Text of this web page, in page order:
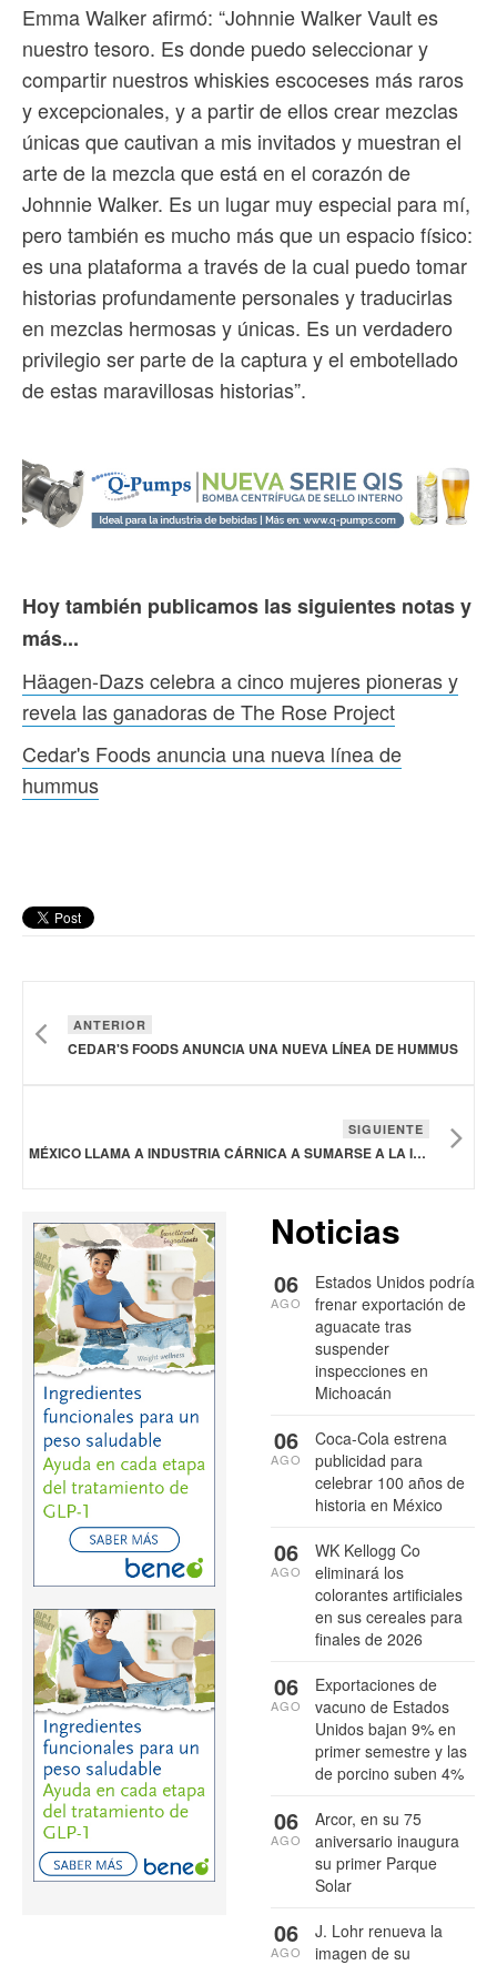
Emma Walker afirmó: “Johnnie Walker Vault es
nuestro tesoro. Es donde puedo seleccionar y
compartir nuestros whiskies escoceses más raros
y excepcionales, y a partir de ellos crear mezclas
únicas que cautivan a mis invitados y muestran el
arte de la mezcla que está en el corazón de
Johnnie Walker. Es un lugar muy especial para mí,
pero también es mucho más que un espacio físico:
es una plataforma a través de la cual puedo tomar
historias profundamente personales y traducirlas
en mezclas hermosas y únicas. Es un verdadero
privilegio ser parte de la captura y el embotellado
de estas maravillosas historias”.
Hoy también publicamos las siguientes notas y
más...
Häagen-Dazs celebra a cinco mujeres pioneras y
revela las ganadoras de The Rose Project
Cedar's Foods anuncia una nueva línea de
hummus
ANTERIOR
CEDAR'S FOODS ANUNCIA UNA NUEVA LÍNEA DE HUMMUS
SIGUIENTE
MÉXICO LLAMA A INDUSTRIA CÁRNICA A SUMARSE A LA INICIATIVA “HECHO EN MÉXICO”
Noticias
Estados Unidos podría
frenar exportación de
aguacate tras
suspender
inspecciones en
Michoacán
06
AGO
Coca-Cola estrena
publicidad para
celebrar 100 años de
historia en México
06
AGO
WK Kellogg Co
eliminará los
colorantes artificiales
en sus cereales para
finales de 2026
06
AGO
Exportaciones de
vacuno de Estados
Unidos bajan 9% en
primer semestre y las
de porcino suben 4%
06
AGO
Arcor, en su 75
aniversario inaugura
su primer Parque
Solar
06
AGO
J. Lohr renueva la
imagen de su
06
AGO